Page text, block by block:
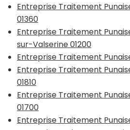
Entreprise Traitement
01360
Entreprise Traitement
sur-Valserine 01200
Entreprise Traitement
Entreprise Traitement
01810
Entreprise Traitement
01700
Entreprise Traitement